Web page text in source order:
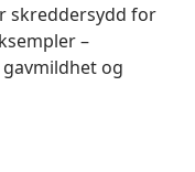
skreddersydd for
–
og